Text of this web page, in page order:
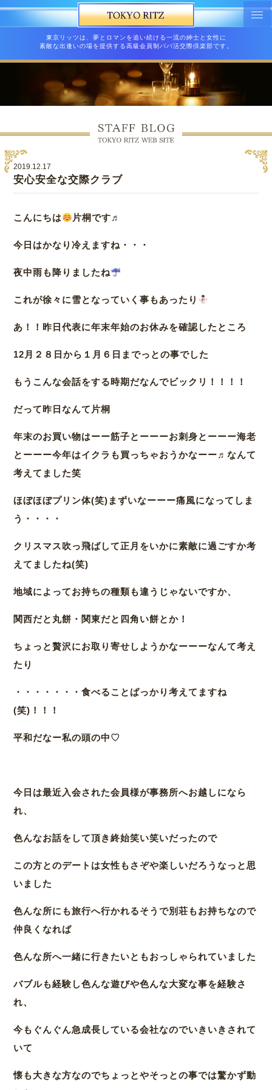
東京リッツは、夢とロマンを追い続ける一流の紳士と女性に
素敵な出逢いの場を提供する高級会員制パパ活交際倶楽部です。
2019.12.17
安心安全な交際クラブ
こんにちは 片桐です♬
今日はかなり冷えますね・・・
夜中雨も降りましたね
これが徐々に雪となっていく事もあったり
あ！！昨日代表に年末年始のお休みを確認したところ
12月２８日から１月６日までっとの事でした
もうこんな会話をする時期だなんでビックリ！！！！
だって昨日なんて片桐
年末のお買い物はーー筋子とーーーお刺身とーーー海老
とーーー今年はイクラも買っちゃおうかなーー♬なんて
考えてました笑
ほぼほぼプリン体(笑)まずいなーーー痛風になってしま
う・・・・
クリスマス吹っ飛ばして正月をいかに素敵に過ごすか考
えてましたね(笑)
地域によってお持ちの種類も違うじゃないですか、
関西だと丸餅・関東だと四角い餅とか！
ちょっと贅沢にお取り寄せしようかなーーーなんて考え
たり
・・・・・・・食べることばっかり考えてますね
(笑)！！！
平和だなー私の頭の中♡
今日は最近入会された会員様が事務所へお越しになら
れ、
色んなお話をして頂き終始笑い笑いだったので
この方とのデートは女性もさぞや楽しいだろうなっと思
いました
色んな所にも旅行へ行かれるそうで別荘もお持ちなので
仲良くなれば
色んな所へ一緒に行きたいともおっしゃられていました
バブルも経験し色んな遊びや色んな大変な事を経験さ
れ、
今もぐんぐん急成長している会社なのでいきいきされて
いて
懐も大きな方なのでちょっとやそっとの事では驚かず動